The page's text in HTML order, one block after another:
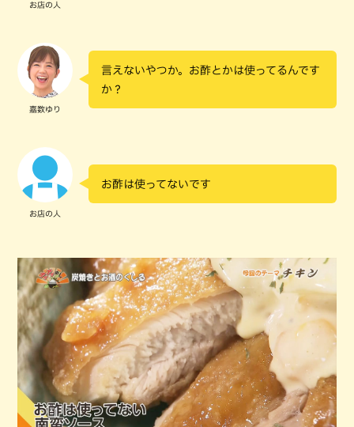
お店の人
嘉数ゆり
言えないやつか。お酢とかは使ってるんです
か？
お店の人
お酢は使ってないです